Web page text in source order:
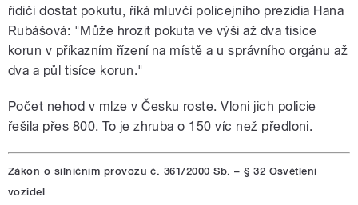
řidiči dostat pokutu, říká mluvčí policejního prezidia Hana
Rubášová: "Může hrozit pokuta ve výši až dva tisíce
korun v příkazním řízení na místě a u správního orgánu až
dva a půl tisíce korun."
Počet nehod v mlze v Česku roste. Vloni jich policie
řešila přes 800. To je zhruba o 150 víc než předloni.
Zákon o silničním provozu č. 361/2000 Sb. – § 32 Osvětlení
vozidel